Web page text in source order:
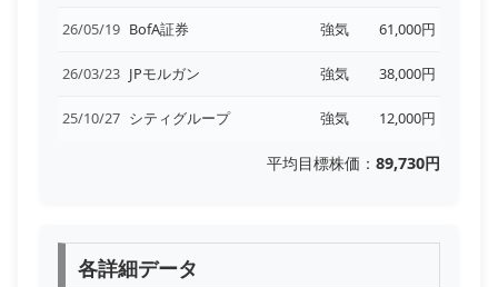
26/05/19 BofA証券 強気 61,000円
26/03/23 JPモルガン 強気 38,000円
25/10/27 シティグループ 強気 12,000円
平均目標株価： 89,730円
各詳細データ